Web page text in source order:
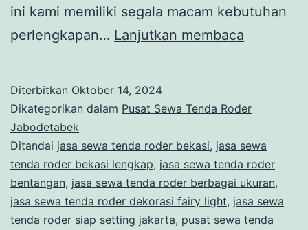
ini kami memiliki segala macam kebutuhan
perlengkapan… Lanjutkan membaca
DAN
RODER
PUTIH
AREA
JAKARTA
Diterbitkan Oktober 14, 2024
Dikategorikan dalam Pusat Sewa Tenda Roder
Jabodetabek
Ditandai jasa sewa tenda roder bekasi, jasa sewa
tenda roder bekasi lengkap, jasa sewa tenda roder
bentangan, jasa sewa tenda roder berbagai ukuran,
jasa sewa tenda roder dekorasi fairy light, jasa sewa
tenda roder siap setting jakarta, pusat sewa tenda